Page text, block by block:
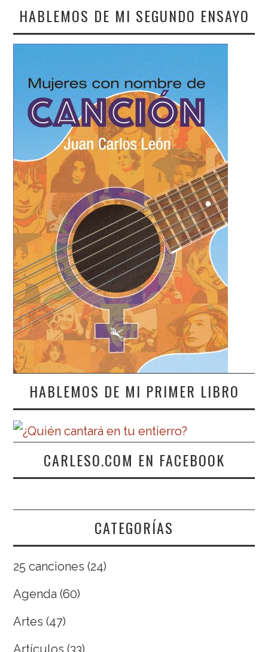
HABLEMOS DE MI SEGUNDO ENSAYO
HABLEMOS DE MI PRIMER LIBRO
CARLESO.COM EN FACEBOOK
CATEGORÍAS
25 canciones (24)
Agenda (60)
Artes (47)
Artículos (33)